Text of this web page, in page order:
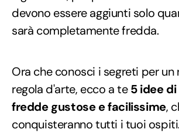
devono essere aggiunti solo
sarà completamente fredda.
Ora che conosci i segreti per un
regola d'arte, ecco a te5 idee
fredde gustose e facilissime,
conquisteranno tutti i tuoi ospiti.